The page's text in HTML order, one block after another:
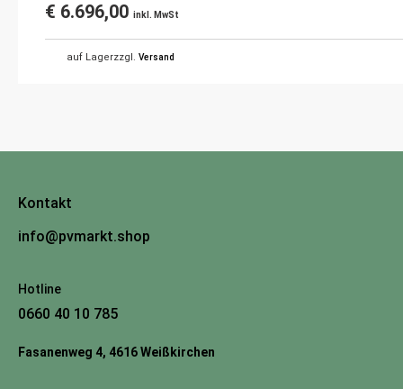
€ 6.696,00 inkl. MwSt
auf Lagerzzgl. Versand
Kontakt
info@pvmarkt.shop
Hotline
0660 40 10 785
Fasanenweg 4, 4616 Weißkirchen